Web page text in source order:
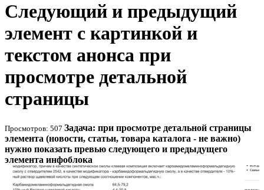
Следующий и предыдущий
элемент с картинкой и
текстом анонса при
просмотре детальной
страницы
Просмотров: 507 Задача: при просмотре детальной страницы
элемента (новости, статьи, товара каталога - не важно)
нужно показать превью следующего и предыдущего
элемента инфоблока